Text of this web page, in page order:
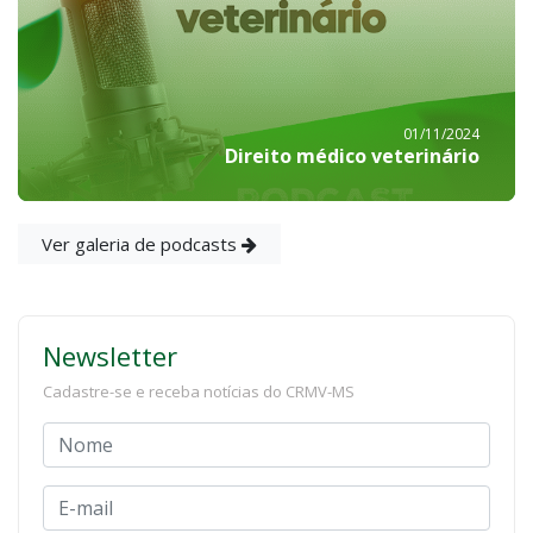
01/11/2024
Direito médico veterinário
Ver galeria de podcasts
Newsletter
Cadastre-se e receba notícias do CRMV-MS